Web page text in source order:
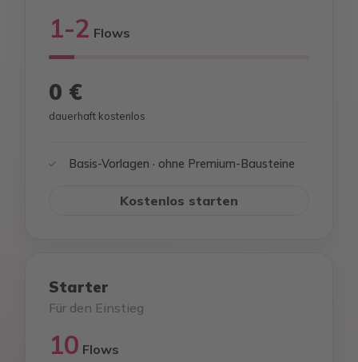
1-2 Flows
0 €
dauerhaft kostenlos
Basis-Vorlagen · ohne Premium-Bausteine
Kostenlos starten
Starter
Für den Einstieg
10 Flows